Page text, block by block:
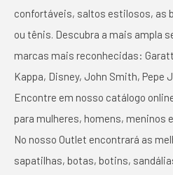
confortáveis, saltos estilosos, as
ou tênis. Descubra a mais ampla
marcas mais reconhecidas:
Kappa, Disney, John Smith, Pepe
Encontre em nosso catálogo
para mulheres, homens, meninos
No nosso Outlet encontrará as
sapatilhas, botas, botins,